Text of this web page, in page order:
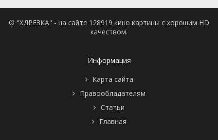
© "ХДРЕЗКА" - на сайте 128919 кино картины с хорошим HD
качеством.
Информация
Карта сайта
Правообладателям
Статьи
Главная